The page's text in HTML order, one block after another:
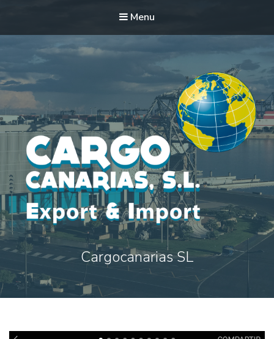
Menu
Cargocanarias SL